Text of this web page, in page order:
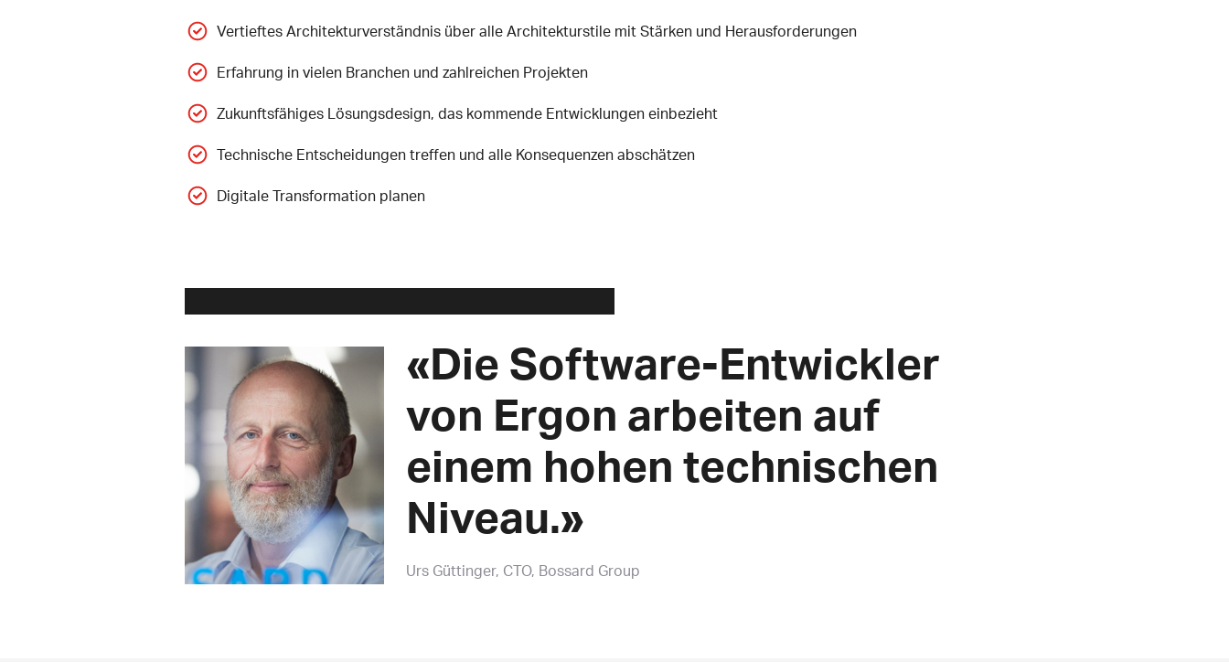
Vertieftes Architekturverständnis über alle Architekturstile mit Stärken und Herausforderungen
Erfahrung in vielen Branchen und zahlreichen Projekten
Zukunftsfähiges Lösungsdesign, das kommende Entwicklungen einbezieht
Technische Entscheidungen treffen und alle Konsequenzen abschätzen
Digitale Transformation planen
«Die Software-Entwickler
von Ergon arbeiten auf
einem hohen technischen
Niveau.»
Urs Güttinger CTO, Bossard Group